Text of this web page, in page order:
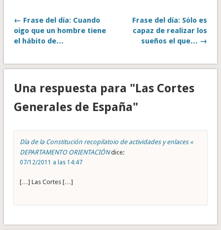
← Frase del día: Cuando
oigo que un hombre tiene
el hábito de…
Frase del día: Sólo es
capaz de realizar los
sueños el que… →
Una respuesta para "Las Cortes
Generales de España"
Día de la Constitución recopilatoio de actividades y enlaces «
DEPARTAMENTO ORIENTACIÓN dice:
07/12/2011 a las 14:47
[…] Las Cortes […]